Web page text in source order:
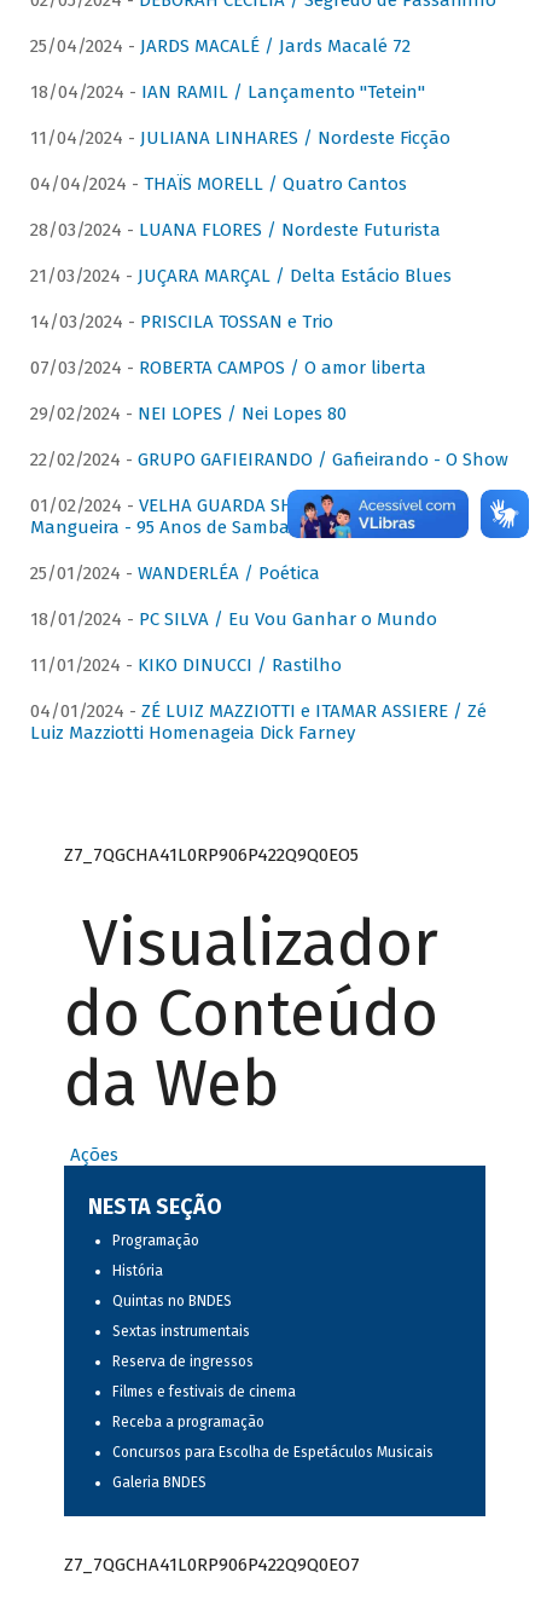
25/04/2024 - JARDS MACALÉ / Jards Macalé 72
18/04/2024 - IAN RAMIL / Lançamento "Tetein"
11/04/2024 - JULIANA LINHARES / Nordeste Ficção
04/04/2024 - THAÏS MORELL / Quatro Cantos
28/03/2024 - LUANA FLORES / Nordeste Futurista
21/03/2024 - JUÇARA MARÇAL / Delta Estácio Blues
14/03/2024 - PRISCILA TOSSAN e Trio
07/03/2024 - ROBERTA CAMPOS / O amor liberta
29/02/2024 - NEI LOPES / Nei Lopes 80
22/02/2024 - GRUPO GAFIEIRANDO / Gafieirando - O Show
01/02/2024 - VELHA GUARDA SHOW DA MANGUEIRA /
Mangueira - 95 Anos de Samba
25/01/2024 - WANDERLÉA / Poética
18/01/2024 - PC SILVA / Eu Vou Ganhar o Mundo
11/01/2024 - KIKO DINUCCI / Rastilho
04/01/2024 - ZÉ LUIZ MAZZIOTTI e ITAMAR ASSIERE / Zé
Luiz Mazziotti Homenageia Dick Farney
Z7_7QGCHA41L0RP906P422Q9Q0EO5
Visualizador
do Conteúdo
da Web
Ações
NESTA SEÇÃO
Programação
História
Quintas no BNDES
Sextas instrumentais
Reserva de ingressos
Filmes e festivais de cinema
Receba a programação
Concursos para Escolha de Espetáculos Musicais
Galeria BNDES
Z7_7QGCHA41L0RP906P422Q9Q0EO7